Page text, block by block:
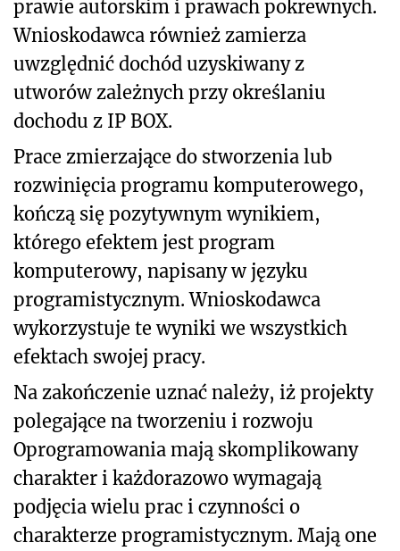
prawie autorskim i prawach pokrewnych.
Wnioskodawca również zamierza
uwzględnić dochód uzyskiwany z
utworów zależnych przy określaniu
dochodu z IP BOX.
Prace zmierzające do stworzenia lub
rozwinięcia programu komputerowego,
kończą się pozytywnym wynikiem,
którego efektem jest program
komputerowy, napisany w języku
programistycznym. Wnioskodawca
wykorzystuje te wyniki we wszystkich
efektach swojej pracy.
Na zakończenie uznać należy, iż projekty
polegające na tworzeniu i rozwoju
Oprogramowania mają skomplikowany
charakter i każdorazowo wymagają
podjęcia wielu prac i czynności o
charakterze programistycznym. Mają one